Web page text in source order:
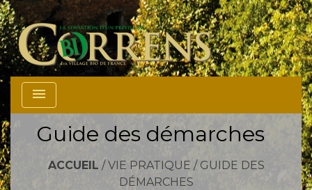
menu
Guide des démarches
ACCUEIL / VIE PRATIQUE / GUIDE DES
DÉMARCHES